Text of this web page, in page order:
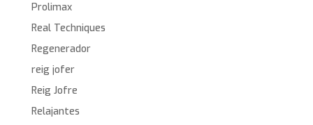
Prolimax
Real Techniques
Regenerador
reig jofer
Reig Jofre
Relajantes